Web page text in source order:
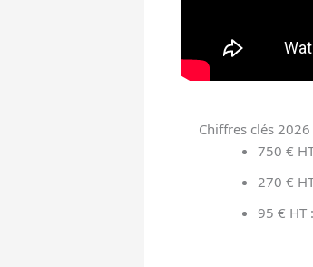
Chiffres clés 2026
750 €
270 €
95 € HT :